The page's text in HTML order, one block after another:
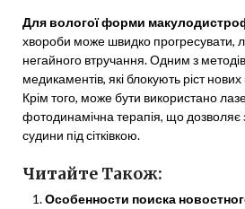
Для вологої форми
хвороби може швидко прогресувати,
негайного втручання. Одним з методів
медикаментів, які блокують ріст
Крім того, може бути використано
фотодинамічна терапія, що
судини під сітківкою.
Читайте Також:
Особенности поиска